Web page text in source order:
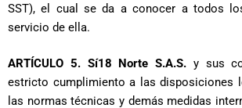
SST), el cual se da a conocer a todos
servicio de ella.
ARTÍCULO 5. Sí18 Norte S.A.S. y sus
estricto cumplimiento a las disposiciones
las normas técnicas y demás medidas